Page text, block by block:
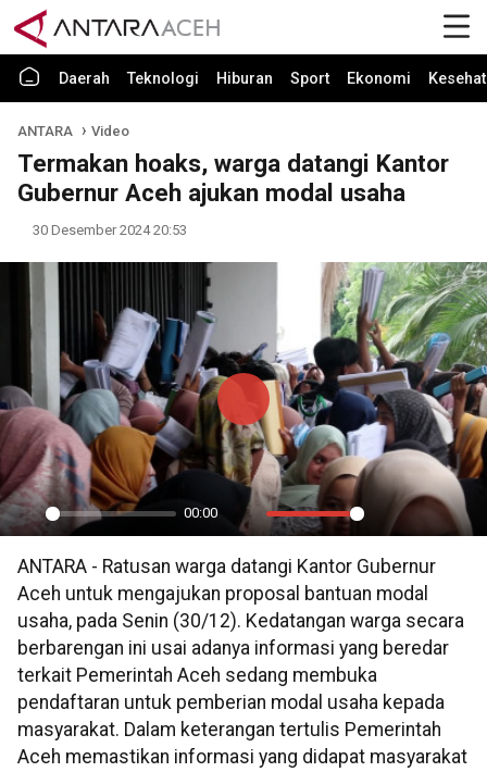
Daerah Teknologi Hiburan Sport Ekonomi
ANTARA Video
Termakan hoaks, warga datangi Kantor
Gubernur Aceh ajukan modal usaha
30 Desember 2024 20:53
Play
00:00
Mute Settings
PIP
Play
ANTARA - Ratusan warga datangi Kantor Gubernur
Aceh untuk mengajukan proposal bantuan modal
usaha, pada Senin (30/12). Kedatangan warga secara
berbarengan ini usai adanya informasi yang beredar
terkait Pemerintah Aceh sedang membuka
pendaftaran untuk pemberian modal usaha kepada
masyarakat. Dalam keterangan tertulis Pemerintah
Aceh memastikan informasi yang didapat masyarakat